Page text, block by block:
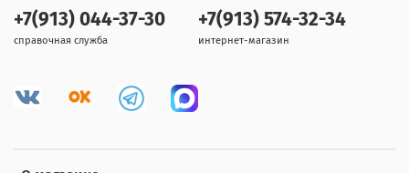
+7(913) 044-37-30
справочная служба
+7(913) 574-32-34
интернет-магазин